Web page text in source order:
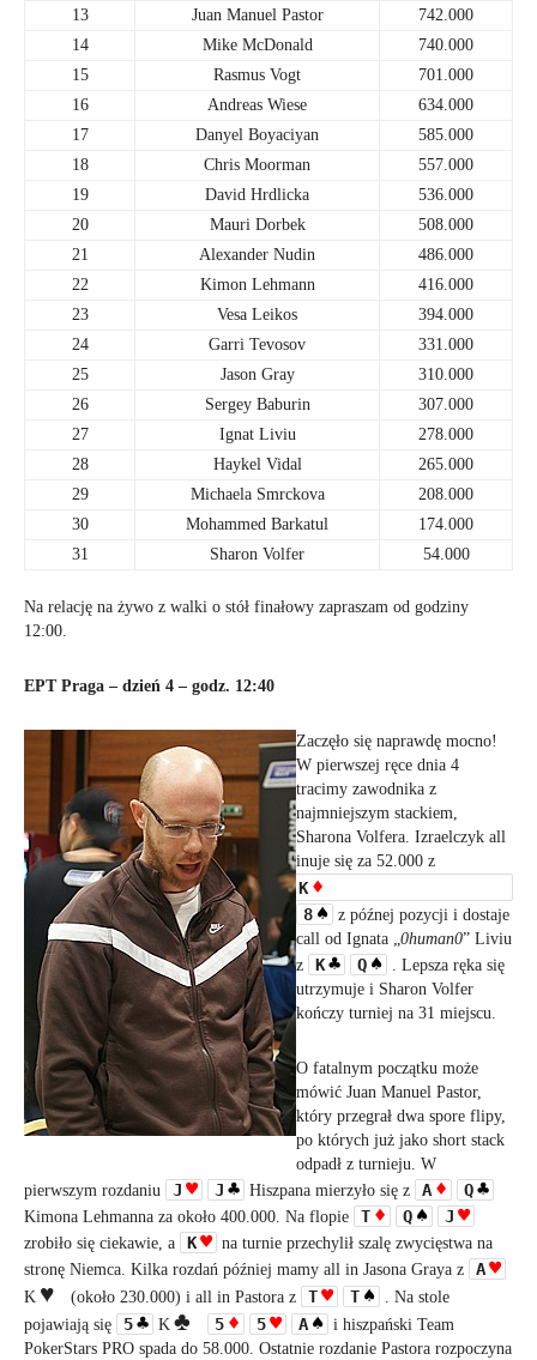
13
Juan Manuel Pastor
742.000
14
Mike McDonald
740.000
15
Rasmus Vogt
701.000
16
Andreas Wiese
634.000
17
Danyel Boyaciyan
585.000
18
Chris Moorman
557.000
19
David Hrdlicka
536.000
20
Mauri Dorbek
508.000
21
Alexander Nudin
486.000
22
Kimon Lehmann
416.000
23
Vesa Leikos
394.000
24
Garri Tevosov
331.000
25
Jason Gray
310.000
26
Sergey Baburin
307.000
27
Ignat Liviu
278.000
28
Haykel Vidal
265.000
29
Michaela Smrckova
208.000
30
Mohammed Barkatul
174.000
31
Sharon Volfer 54.000
Na relację na żywo z walki o stół finałowy zapraszam od godziny
12:00.
EPT Praga – dzień 4 – godz. 12:40
Zaczęło się naprawdę mocno!
W pierwszej ręce dnia 4
tracimy zawodnika z
najmniejszym stackiem,
Sharona Volfera. Izraelczyk all
inuje się za 52.000 z
K
8
z późnej pozycji i dostaje
call od Ignata „0human0” Liviu
z
K Q
. Lepsza ręka się
utrzymuje i Sharon Volfer
kończy turniej na 31 miejscu.
O fatalnym początku może
mówić Juan Manuel Pastor,
który przegrał dwa spore flipy,
po których już jako short stack
odpadł z turnieju. W
pierwszym rozdaniu
J J Hiszpana mierzyło się z A Q
Kimona Lehmanna za około 400.000. Na flopie T Q J
zrobiło się ciekawie, a K
na turnie przechylił szalę zwycięstwa na
stronę Niemca. Kilka rozdań później mamy all in Jasona Graya z
A
K (około 230.000) i all in Pastora z T T
. Na stole
pojawiają się
5 K 5 5 A
i hiszpański Team
PokerStars PRO spada do 58.000. Ostatnie rozdanie Pastora rozpoczyna